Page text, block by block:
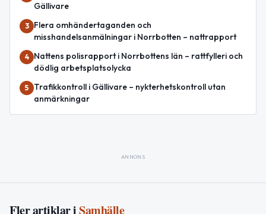
Gällivare
3
Flera omhändertaganden och
misshandelsanmälningar i Norrbotten – nattrapport
4
Nattens polisrapport i Norrbottens län – rattfylleri och
dödlig arbetsplatsolycka
5
Trafikkontroll i Gällivare – nykterhetskontroll utan
anmärkningar
ANNONS
Fler artiklar iSamhälle